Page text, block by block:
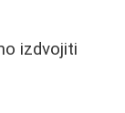
izdvojiti